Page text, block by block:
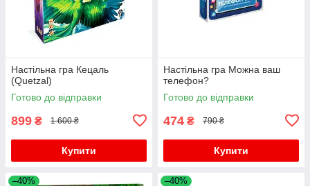
Настільна гра Кецаль
(Quetzal)
Готово до відправки
899 ₴ 1 600 ₴
Купити
Настільна гра Можна ваш
телефон?
Готово до відправки
474 ₴ 790 ₴
Купити
–40% –40%